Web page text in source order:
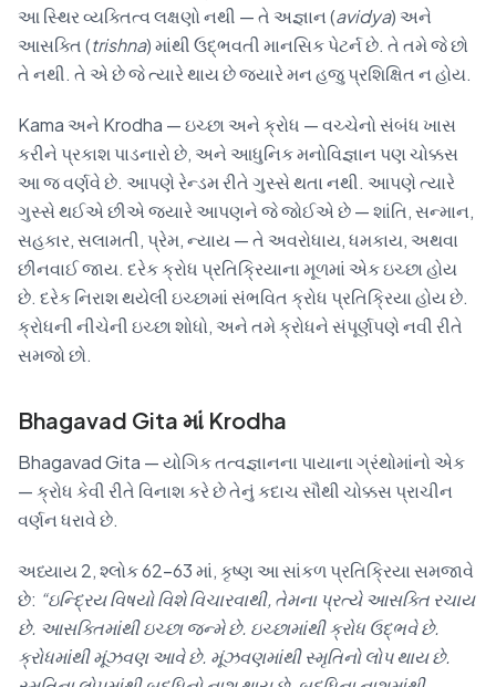
આ સ્થિર વ્યક્તિત્વ લક્ષણો નથી — તે અજ્ઞાન (avidya) અને
આસક્તિ (trishna) માંથી ઉદ્ભવતી માનસિક પેટર્ન છે. તે તમે જે છો
તે નથી. તે એ છે જે ત્યારે થાય છે જ્યારે મન હજુ પ્રશિક્ષિત ન હોય.
Kama અને Krodha — ઇચ્છા અને ક્રોધ — વચ્ચેનો સંબંધ ખાસ
કરીને પ્રકાશ પાડનારો છે, અને આધુનિક મનોવિજ્ઞાન પણ ચોક્કસ
આ જ વર્ણવે છે. આપણે રેન્ડમ રીતે ગુસ્સે થતા નથી. આપણે ત્યારે
ગુસ્સે થઈએ છીએ જ્યારે આપણને જે જોઈએ છે — શાંતિ, સન્માન,
સહકાર, સલામતી, પ્રેમ, ન્યાય — તે અવરોધાય, ધમકાય, અથવા
છીનવાઈ જાય. દરેક ક્રોધ પ્રતિક્રિયાના મૂળમાં એક ઇચ્છા હોય
છે. દરેક નિરાશ થયેલી ઇચ્છામાં સંભવિત ક્રોધ પ્રતિક્રિયા હોય છે.
ક્રોધની નીચેની ઇચ્છા શોધો, અને તમે ક્રોધને સંપૂર્ણપણે નવી રીતે
સમજો છો.
Bhagavad Gita માં Krodha
Bhagavad Gita — યોગિક તત્વજ્ઞાનના પાયાના ગ્રંથોમાંનો એક
— ક્રોધ કેવી રીતે વિનાશ કરે છે તેનું કદાચ સૌથી ચોક્કસ પ્રાચીન
વર્ણન ધરાવે છે.
અધ્યાય 2, શ્લોક 62–63 માં, કૃષ્ણ આ સાંકળ પ્રતિક્રિયા સમજાવે
છે: “ઇન્દ્રિય વિષયો વિશે વિચારવાથી, તેમના પ્રત્યે આસક્તિ રચાય
છે. આસક્તિમાંથી ઇચ્છા જન્મે છે. ઇચ્છામાંથી ક્રોધ ઉદ્ભવે છે.
ક્રોધમાંથી મૂંઝવણ આવે છે. મૂંઝવણમાંથી સ્મૃતિનો લોપ થાય છે.